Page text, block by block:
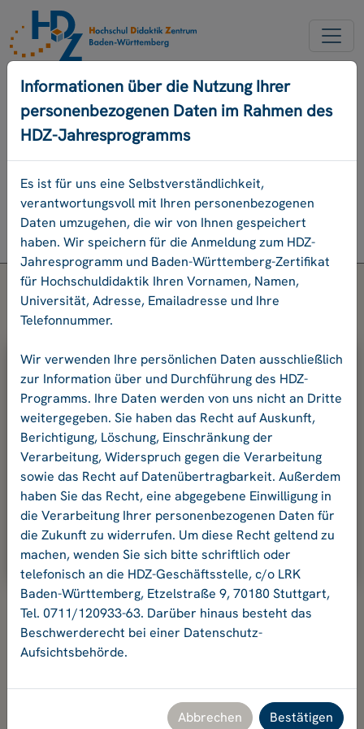
NEUER ACCOUNT
PASSWORD VERGESSEN
ENGLISCH
Programm
Login
Bitte geben Sie Ihre E-Mail-Adresse
und Ihr Passwort an.
E-Mail-Adresse:
Passwort:
Ok
Hochschuldidaktikzentrum Baden-Württemberg
Etzelstraße 9, 70180 Stuttgart, Tel. +49 711 120933-63,
Informationen über die Nutzung Ihrer
personenbezogenen Daten im Rahmen des
HDZ-Jahresprogramms
Es ist für uns eine Selbstverständlichkeit,
verantwortungsvoll mit Ihren personenbezogenen
Daten umzugehen, die wir von Ihnen gespeichert
haben. Wir speichern für die Anmeldung zum HDZ-
Jahresprogramm und Baden-Württemberg-Zertifikat
für Hochschuldidaktik Ihren Vornamen, Namen,
Universität, Adresse, Emailadresse und Ihre
Telefonnummer.
Wir verwenden Ihre persönlichen Daten ausschließlich
zur Information über und Durchführung des HDZ-
Programms. Ihre Daten werden von uns nicht an Dritte
weitergegeben. Sie haben das Recht auf Auskunft,
Berichtigung, Löschung, Einschränkung der
Verarbeitung, Widerspruch gegen die Verarbeitung
sowie das Recht auf Datenübertragbarkeit. Außerdem
haben Sie das Recht, eine abgegebene Einwilligung in
die Verarbeitung Ihrer personenbezogenen Daten für
die Zukunft zu widerrufen. Um diese Recht geltend zu
machen, wenden Sie sich bitte schriftlich oder
telefonisch an die HDZ-Geschäftsstelle, c/o LRK
Baden-Württemberg, Etzelstraße 9, 70180 Stuttgart,
Tel. 0711/120933-63. Darüber hinaus besteht das
Beschwerderecht bei einer Datenschutz-
Aufsichtsbehörde.
Abbrechen Bestätigen